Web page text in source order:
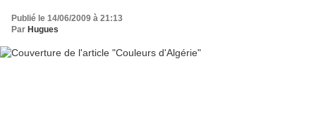
Publié le 14/06/2009 à 21:13
Par Hugues